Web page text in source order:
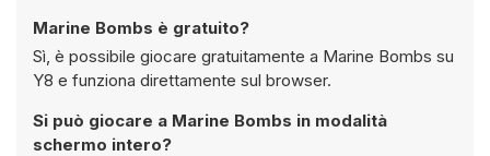
Marine Bombs è gratuito?
Sì, è possibile giocare gratuitamente a Marine Bombs su
Y8 e funziona direttamente sul browser.
Si può giocare a Marine Bombs in modalità
schermo intero?